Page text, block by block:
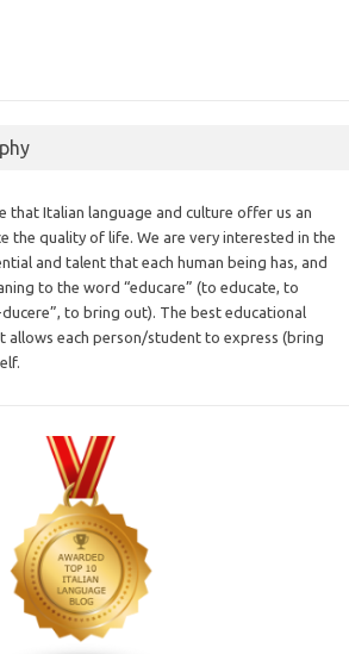
that Italian language and culture offer us an
the quality of life. We are very interested in the
and talent that each human being has, and
to the word “educare” (to educate, to
to bring out). The best educational
allows each person/student to express (bring